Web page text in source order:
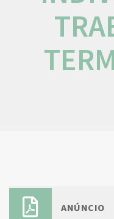
ANÚNCIO